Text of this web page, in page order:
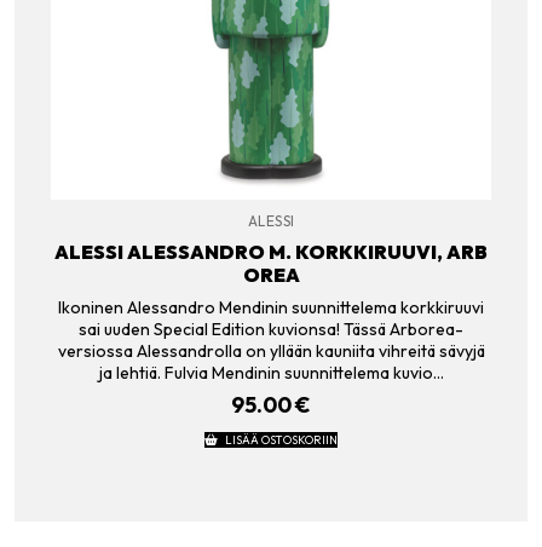
ALESSI
ALESSI ALESSANDRO M. KORKKIRUUVI, ARB
OREA
Ikoninen Alessandro Mendinin suunnittelema korkkiruuvi
sai uuden Special Edition kuvionsa! Tässä Arborea-
versiossa Alessandrolla on yllään kauniita vihreitä sävyjä
ja lehtiä. Fulvia Mendinin suunnittelema kuvio…
95.00€
LISÄÄ OSTOSKORIIN